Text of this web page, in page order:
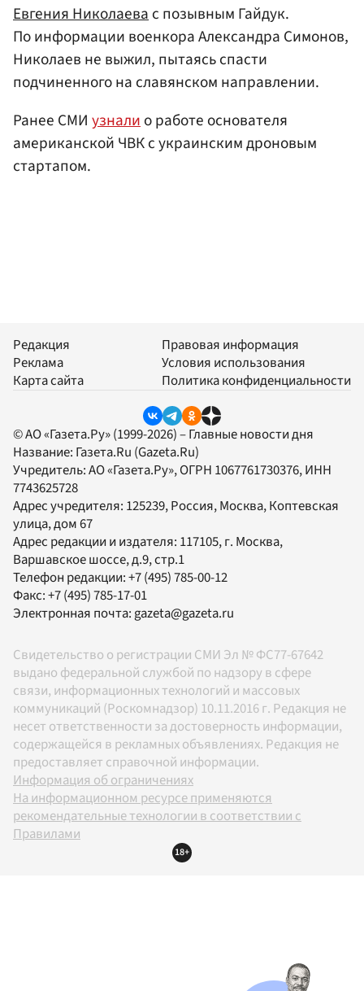
Евгения Николаевас позывным Гайдук.
По информации военкора Александра Симонов,
Николаев не выжил, пытаясь спасти
подчиненного на славянском направлении.
Ранее СМИ узналио работе основателя
американской ЧВК с украинским дроновым
стартапом.
Редакция
Реклама
Карта сайта
Правовая информация
Условия использования
Политика конфиденциальности
© АО «Газета.Ру» (1999-2026) – Главные новости дня
Название: Газета.Ru (Gazeta.Ru)
Учредитель:АО «Газета.Ру», ОГРН 1067761730376, ИНН
7743625728
Адрес учредителя: 125239, Россия, Москва, Коптевская
улица, дом 67
Адрес редакции и издателя: 117105, г. Москва,
Варшавское шоссе, д.9, стр.1
Телефон редакции:+7 (495) 785-00-12
Факс:+7 (495) 785-17-01
Электронная почта:gazeta@gazeta.ru
Свидетельство о регистрации СМИ Эл № ФС77-67642
выдано федеральной службой по надзору в сфере
связи, информационных технологий и массовых
коммуникаций (Роскомнадзор) 10.11.2016 г. Редакция не
несет ответственности за достоверность информации,
содержащейся в рекламных объявлениях. Редакция не
предоставляет справочной информации.
Информация об ограничениях
На информационном ресурсе применяются
рекомендательные технологии в соответствии с
Правилами
18+